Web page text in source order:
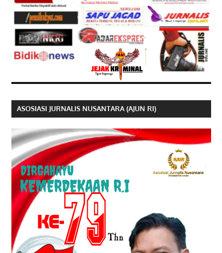
ASOSIASI JURNALIS NUSANTARA (AJUN RI)